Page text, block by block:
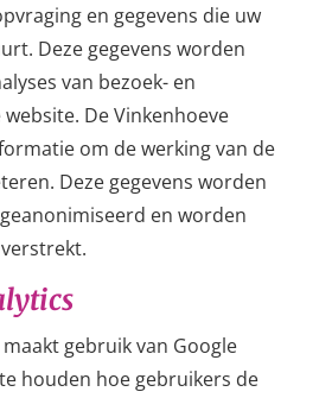
en gegevens die uw
Deze gegevens worden
van bezoek- en
De Vinkenhoeve
om de werking van de
Deze gegevens worden
en worden
gebruik van Google
houden hoe gebruikers de